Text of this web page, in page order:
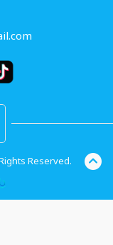
Reserved.